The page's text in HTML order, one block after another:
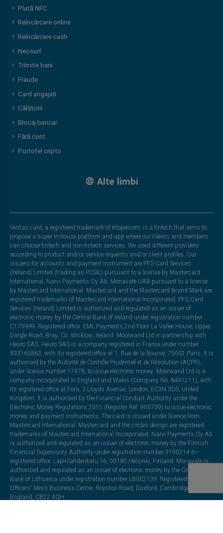
Plată NFC
Reîncărcare online
Reîncărcare cash
Neosurf
Trimite bani
Fraude
Card angajați
Călătorii
Blocaj bancar
Fără cont
Portofel cripto
Alte limbi
Veritas card, a registered trademark of Klopercom, is a fintech that aims to
propose a super in-house platform and app where our clients and members
can choose fintech and non-fintech services. We used different providers
according to product and/or service requests and/or client profiles. Our
issuers for accounts and payment instrument are PFS Card Services
(Ireland) Limited (trading as PCSIL) pursuant to a license by Mastercard
International, Narvi Payments Oy Ab, Monavate UAB pursuant to a license
by Mastercard International. Mastercard and the Mastercard Brand Mark are
registered trademarks of Mastercard International Incorporated. PFS Card
Services (Ireland) Limited is authorized and regulated as an issuer of
electronic money by the Central Bank of Ireland under registration number
C175999. Registered office: EML Payments,2nd Floor La Vallee House, Upper
Dargle Road, Bray, Co. Wicklow, Ireland. Moorwand Ltd in partnership with
Heuro SAS. Heuro SAS is a company registered in France under number
833165863, with its registered office at 1, Rue de la Bourse, 75002 Paris. It is
authorised by the Autorité de Contrôle Prudentiel et de Résolution (ACPR),
under licence number 17478, to issue electronic money. Moorwand Ltd is a
company incorporated in England and Wales (Company No. 8491211), with
its registered office at Fora, 3 Lloyds Avenue, London, EC3N 3DS, United
Kingdom. It is authorised by the Financial Conduct Authority under the
Electronic Money Regulations 2011 (Register Ref: 900709) to issue electronic
money and payment instruments. The card is issued under licence from
Mastercard International. Mastercard and the circles design are registered
trademarks of Mastercard International Incorporated. Narvi Payments Oy Ab
is authorized and regulated as an issuer of electronic money by the Finnish
Financial Supervisory Authority under registration number 3190214-6—
registered office: Lapinlahdenkatu 16, 00180 Helsinki, Finland. Monavate is
authorized and regulated as an issuer of electronic money by the Central
Bank of Lithuania under registration number LB002139. Registered office:
Officers' Mess Business Centre, Royston Road, Duxford, Cambridge,
England, CB22 4QH.